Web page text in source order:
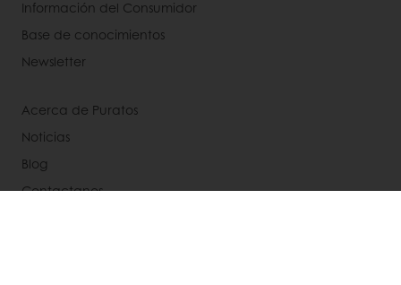
Información del Consumidor
Base de conocimientos
Newsletter
Acerca de Puratos
Noticias
Blog
Contactanos